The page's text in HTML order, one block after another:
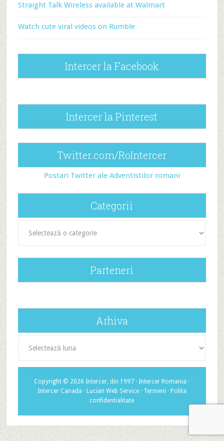
Straight Talk Wireless available at Walmart
Watch cute viral videos on Rumble
Intercer la Facebook
Intercer la Pinterest
Twitter.com/RoIntercer
Postari Twitter ale Adventistilor romani
Categorii
Parteneri
Arhiva
Copyright © 2026 Intercer, din 1997 · Intercer Romania ·
Intercer Canada · Lucian Web Service· Termeni · Polita
confidentialitate